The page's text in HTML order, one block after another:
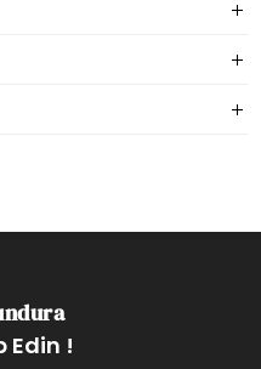
Edin !